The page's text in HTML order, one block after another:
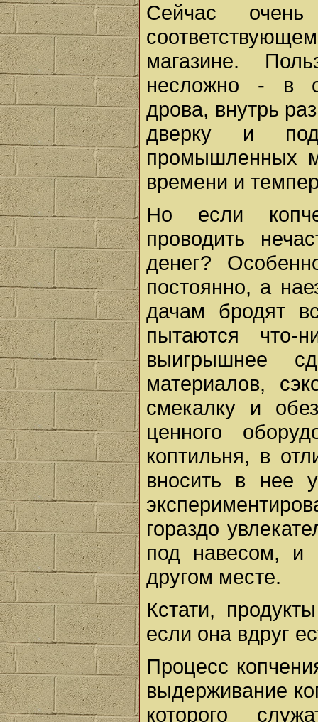
Сейчас
магазине.
несложно - в
дрова, внутрь
дверку и
промышленных
времени и
Но если
проводить
денег?
постоянно, а
дачам бродят
пытаются что-
выигрышнее
материалов,
смекалку и
ценного
коптильня, в
вносить в нее
гораздо
под навесом,
другом месте.
Кстати,
если она вдруг
Процесс
выдерживание
которого